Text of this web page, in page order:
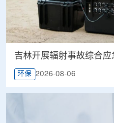
吉林开展辐射事故综合应
环保 2026-08-06